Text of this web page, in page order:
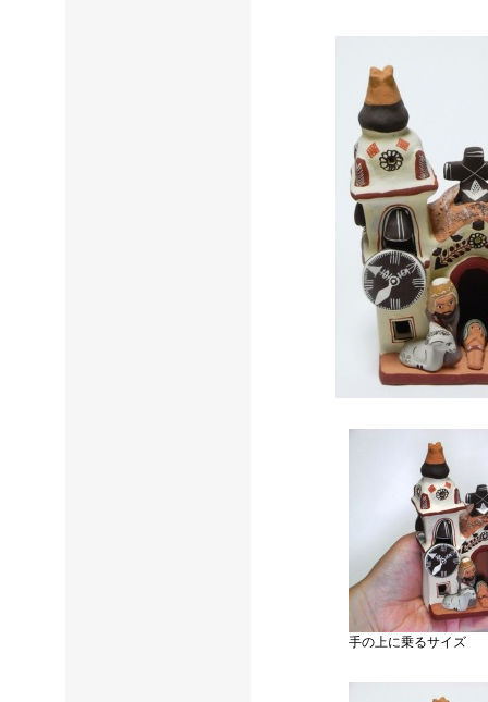
手の上に乗るサイズ